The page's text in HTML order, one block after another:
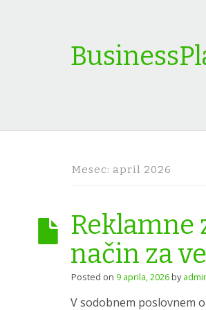
Mesec: april 2026
Reklamne
način za
Posted on 9 aprila, 2026 by
V sodobnem poslovnem